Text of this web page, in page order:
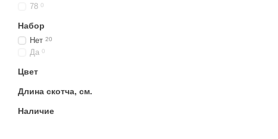
78 0
Набор
Нет 20
Да 0
Цвет
Длина скотча, см.
Наличие